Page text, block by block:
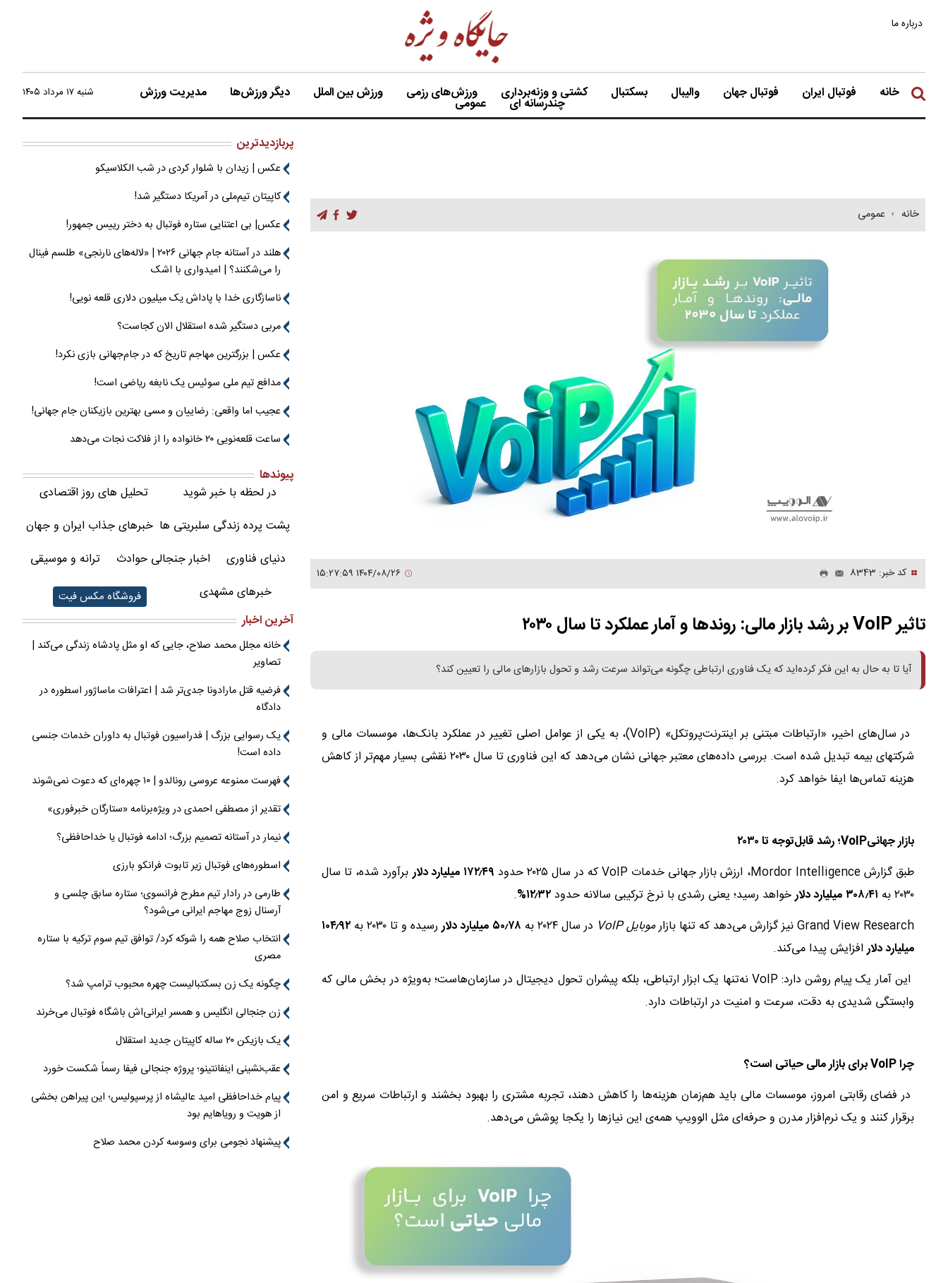
درباره ما
خانه فوتبال ایران فوتبال جهان والیبال بسکتبال کشتی و وزنه‌برداری ورزش‌های رزمی ورزش بین الملل دیگر ورزش‌ها مدیریت ورزش
چندرسانه ای عمومی
شنبه ۱۷ مرداد ۱۴۰۵
خانه عمومی
کد خبر: 8343
تاثیر VoIP بر رشد بازار مالی: روندها و آمار عملکرد تا سال ۲۰۳۰
آیا تا به حال به این فکر کرده‌اید که یک فناوری ارتباطی چگونه می‌تواند سرعت رشد و تحول بازارهای مالی را تعیین کند؟
در سال‌های اخیر، «ارتباطات مبتنی بر اینترنت‌پروتکل» (VoIP)، به یکی از عوامل اصلی تغییر در عملکرد بانک‌ها، موسسات مالی و
شرکت‎های بیمه تبدیل شده است. بررسی داده‌های معتبر جهانی نشان می‌دهد که این فناوری تا سال ۲۰۳۰ نقشی بسیار مهم‌تر از کاهش
هزینه تماس‌ها ایفا خواهد کرد.
بازار جهانیVoIP؛ رشد قابل‌توجه تا۲۰۳۰
طبق گزارش Mordor Intelligence، ارزش بازار جهانی خدمات VoIP که در سال ۲۰۲۵ حدود
۱۷۲٫۴۹ میلیارد دلاربرآورد شده، تا سال
۲۰۳۰ به
۳۰۸٫۴۱ میلیارد دلارخواهد رسید؛ یعنی رشدی با نرخ ترکیبی سالانه حدود ۱۲٫۳۲ %
.
Grand View Research نیز گزارش می‌دهد که تنها بازار
موبایلVoIP در سال ۲۰۲۴ به ۵۰٫۷۸ میلیارد دلاررسیده و تا ۲۰۳۰ به ۱۰۴٫۹۲
میلیارد دلارافزایش پیدا می‌کند.
این آمار یک پیام روشن دارد: VoIP نه‌تنها یک ابزار ارتباطی، بلکه پیشران تحول دیجیتال در سازمان‌هاست؛ به‌ویژه در بخش مالی که
وابستگی شدیدی به دقت، سرعت و امنیت در ارتباطات دارد.
چرا
برای بازار مالی حیاتی است؟
در فضای رقابتی امروز، موسسات مالی باید هم‌زمان هزینه‌ها را کاهش دهند، تجربه مشتری را بهبود بخشند و ارتباطات سریع و امن
برقرار کنند و یک نرم‌افزار مدرن و حرفه‌ای مثل الوویپ همه‌ی این نیازها را یکجا پوشش می‌دهد.
پربازدیدترین
عکس | زیدان با شلوار کردی در شب الکلاسیکو
کاپیتان تیم‌ملی در آمریکا دستگیر شد!
عکس| بی اعتنایی ستاره فوتبال به دختر رییس جمهور!
هلند در آستانه جام جهانی ۲۰۲۶ | «لاله‌های نارنجی» طلسم فینال
را می‌شکنند؟ | امیدواری با اشک
ناسازگاری خدا با پاداش یک میلیون دلاری قلعه نویی!
مربی دستگیر شده استقلال الان کجاست؟
عکس | بزرگترین مهاجم تاریخ که در جام‌جهانی بازی نکرد!
مدافع تیم ملی سوئیس یک نابغه ریاضی است!
عجیب اما واقعی: رضاییان و مسی بهترین بازیکنان جام جهانی!
ساعت قلعه‌نویی ۲۰ خانواده را از فلاکت نجات می‌دهد
پیوندها
در لحظه با خبر شوید
تحلیل های روز اقتصادی
پشت پرده زندگی سلبریتی ها خبرهای جذاب ایران و جهان
دنیای فناوری
اخبار جنجالی حوادث
ترانه و موسیقی
خبرهای مشهدی
فروشگاه مکس فیت
آخرین اخبار
خانه مجلل محمد صلاح، جایی که او مثل پادشاه زندگی می‌کند |
تصاویر
فرضیه قتل مارادونا جدی‌تر شد | اعترافات ماساژور اسطوره در
دادگاه
یک رسوایی بزرگ | فدراسیون فوتبال به داوران خدمات جنسی
داده است!
فهرست ممنوعه عروسی رونالدو | ۱۰ چهره‌ای که دعوت نمی‌شوند
تقدیر از مصطفی احمدی در ویژه‌برنامه «ستارگان خبرفوری»
نیمار در آستانه تصمیم بزرگ؛ ادامه فوتبال یا خداحافظی؟
اسطوره‌های فوتبال زیر تابوت فرانکو بارزی
طارمی در رادار تیم مطرح فرانسوی؛ ستاره سابق چلسی و
آرسنال زوج مهاجم ایرانی می‌شود؟
انتخاب صلاح همه را شوکه کرد/ توافق تیم سوم ترکیه با ستاره
مصری
چگونه یک زن بسکتبالیست چهره محبوب ترامپ شد؟
زن جنجالی انگلیس و همسر ایرانی‌اش باشگاه فوتبال می‌خرند
یک بازیکن ۲۰ ساله کاپیتان جدید استقلال
عقب‌نشینی اینفانتینو؛ پروژه جنجالی فیفا رسماً شکست خورد
پیام خداحافظی امید عالیشاه از پرسپولیس؛ این پیراهن بخشی
از هویت و رویاهایم بود
پیشنهاد نجومی برای وسوسه کردن محمد صلاح